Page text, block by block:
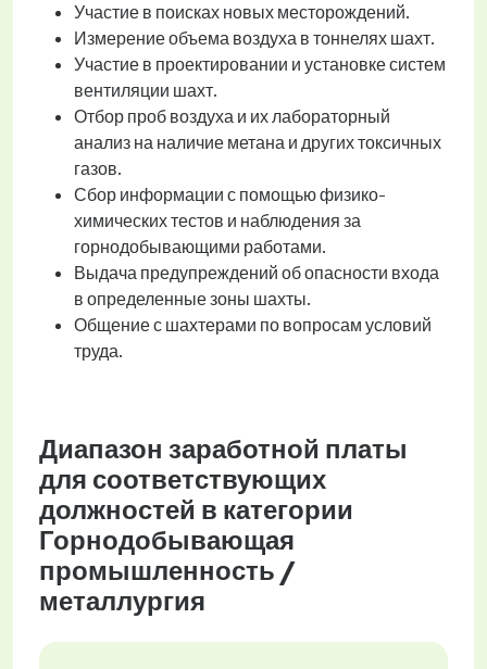
Участие в поисках новых месторождений.
Измерение объема воздуха в тоннелях шахт.
Участие в проектировании и установке систем
вентиляции шахт.
Отбор проб воздуха и их лабораторный
анализ на наличие метана и других токсичных
газов.
Сбор информации с помощью физико-
химических тестов и наблюдения за
горнодобывающими работами.
Выдача предупреждений об опасности входа
в определенные зоны шахты.
Общение с шахтерами по вопросам условий
труда.
Диапазон заработной платы
для соответствующих
должностей в категории
Горнодобывающая
промышленность /
металлургия